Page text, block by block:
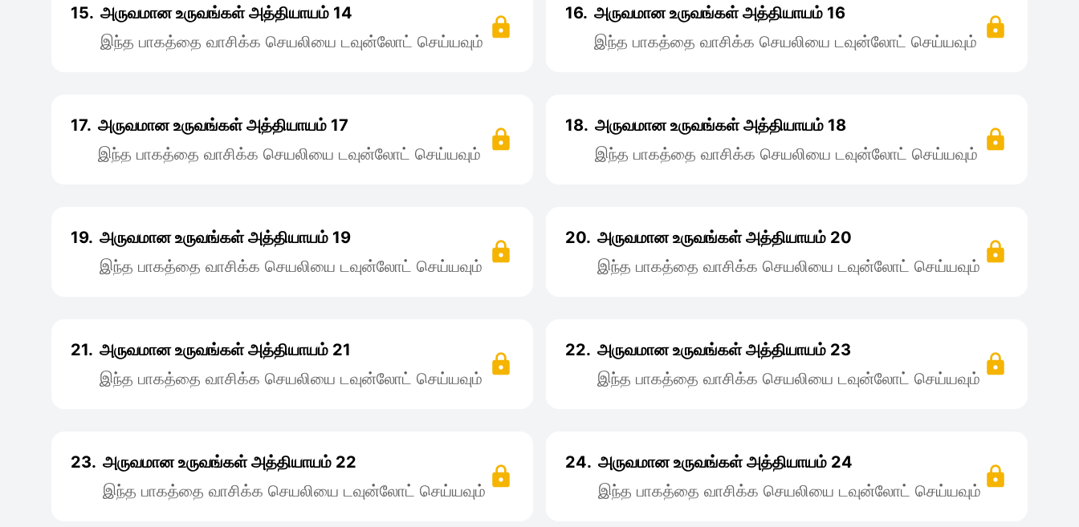
15. அருவமான உருவங்கள் அத்தியாயம் 14
இந்த பாகத்தை வாசிக்க செயலியை டவுன்லோட் செய்யவும்
16. அருவமான உருவங்கள் அத்தியாயம் 16
இந்த பாகத்தை வாசிக்க செயலியை டவுன்லோட் செய்யவும்
17. அருவமான உருவங்கள் அத்தியாயம் 17
இந்த பாகத்தை வாசிக்க செயலியை டவுன்லோட் செய்யவும்
18. அருவமான உருவங்கள் அத்தியாயம் 18
இந்த பாகத்தை வாசிக்க செயலியை டவுன்லோட் செய்யவும்
19. அருவமான உருவங்கள் அத்தியாயம் 19
இந்த பாகத்தை வாசிக்க செயலியை டவுன்லோட் செய்யவும்
20. அருவமான உருவங்கள் அத்தியாயம் 20
இந்த பாகத்தை வாசிக்க செயலியை டவுன்லோட் செய்யவும்
21. அருவமான உருவங்கள் அத்தியாயம் 21
இந்த பாகத்தை வாசிக்க செயலியை டவுன்லோட் செய்யவும்
22. அருவமான உருவங்கள் அத்தியாயம் 23
இந்த பாகத்தை வாசிக்க செயலியை டவுன்லோட் செய்யவும்
23. அருவமான உருவங்கள் அத்தியாயம் 22
இந்த பாகத்தை வாசிக்க செயலியை டவுன்லோட் செய்யவும்
24. அருவமான உருவங்கள் அத்தியாயம் 24
இந்த பாகத்தை வாசிக்க செயலியை டவுன்லோட் செய்யவும்